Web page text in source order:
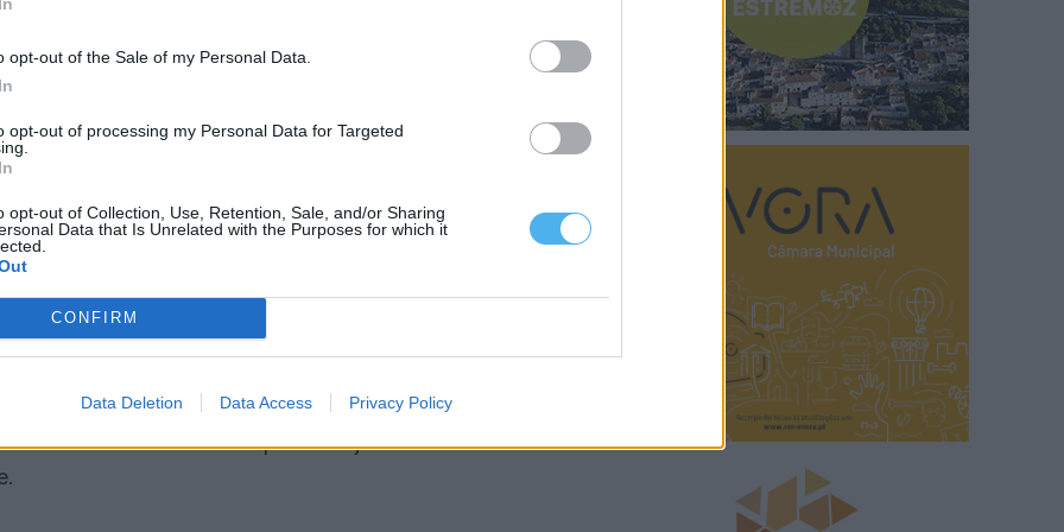
opt-out of the Sale of my Personal Data.
opt-out of processing my Personal Data for Targeted
opt-out of Collection, Use, Retention, Sale, and/or Sharing
Data that Is Unrelated with the Purposes for which it
CONFIRM
Data Deletion Data Access Privacy Policy
ANTES DO PROJECTO
realizou-se no passado domingo, no último
autarca que a recolha de contributos decorreu em
durante a Semana Cultural à população e
opiniões durante a sessão. Essa recolha de
pública no domingo”, explicou.
população estiveram o estado do piso, a
e a necessidade de pensar o jardim de forma